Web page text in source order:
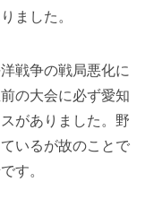
ました。
戦争の戦局悪化に
の大会に必ず愛知
がありました。野
いるが故のことで
す。